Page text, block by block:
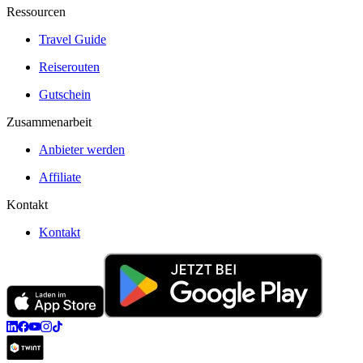
Ressourcen
Travel Guide
Reiserouten
Gutschein
Zusammenarbeit
Anbieter werden
Affiliate
Kontakt
Kontakt